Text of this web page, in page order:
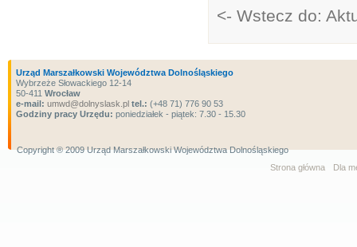
<- Wstecz do:
Urząd Marszałkowski Województwa Dolnośląskiego
Wybrzeże Słowackiego 12-14
50-411 Wrocław
e-mail: umwd@dolnyslask.pl tel.: (+48 71) 776 90 53
Godziny pracy Urzędu: poniedziałek - piątek: 7.30 - 15.30
Copyright ® 2009 Urząd Marszałkowski Województwa Dolnośląskiego
Strona główna
Dla